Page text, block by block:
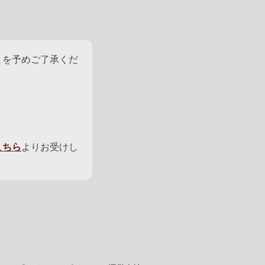
予めご了承くだ
ちらよりお受けし